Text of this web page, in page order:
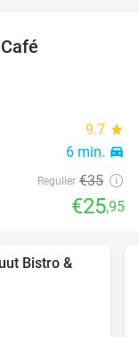
9.7 star
6 min. directions_car
Regulier €35
€25,95
37%
Bistro &